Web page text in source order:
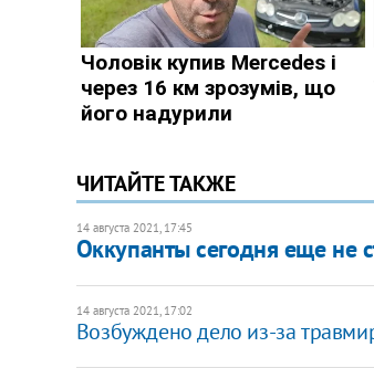
ЧИТАЙТЕ ТАКЖЕ
14 августа 2021, 17:45
Оккупанты сегодня еще не
14 августа 2021, 17:02
Возбуждено дело из-за